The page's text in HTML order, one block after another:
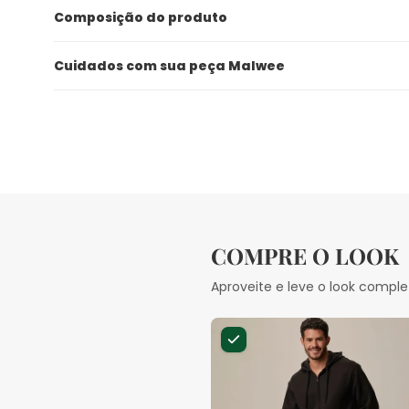
Composição do produto
Cuidados com sua peça Malwee
COMPRE O LOOK
Aproveite e leve o look